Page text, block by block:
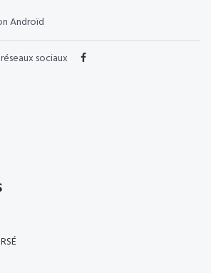
Androïd
sociaux